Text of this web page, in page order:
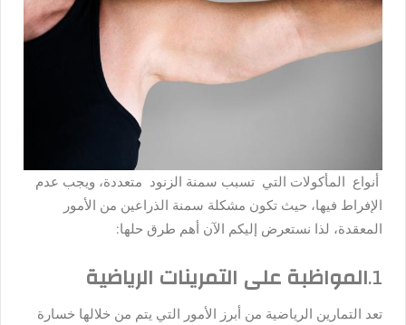
أنواع المأكولات التي تسبب سمنة الزنود متعددة، ويجب عدم
الإفراط فيها، حيث تكون مشكلة سمنة الذراعين من الأمور
المعقدة، لذا نستعرض إليكم الآن أهم طرق حلها:
1.المواظبة على التمرينات الرياضية
تعد التمارين الرياضية من أبرز الأمور التي يتم من خلالها خسارة